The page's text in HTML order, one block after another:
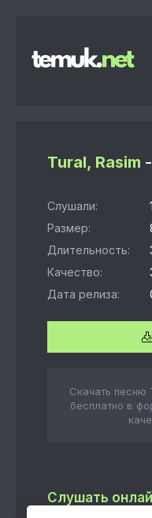
Tural, Rasim
Слушали:
Размер:
Длительность:
Качество:
Дата релиза:
Скачать песню
бесплатно в
Слушать